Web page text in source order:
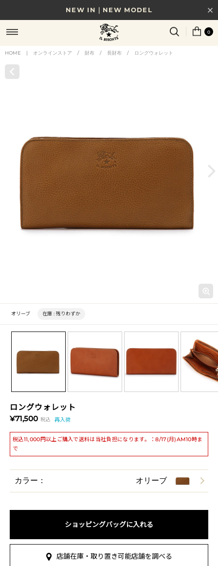
NEW IN｜NEW MODEL
8/17(月)10時まで｜税込11,000円以上で送料無料
贈る相手やシーンから選べる、新しいギフトガイド
0
HOME | オンラインストア / 財布 / 長財布 / ロングウォレット
ロングウォレット
¥71,500 税込 再入荷
税込11,000円以上ご購入で送料は当社負担になります。：8/17(月)AM10時ま
で
オリーブ 在庫 : 残りわずか
カラー： オリーブ
ショッピングバッグに入れる
店舗在庫・取り置き可能店舗を調べる